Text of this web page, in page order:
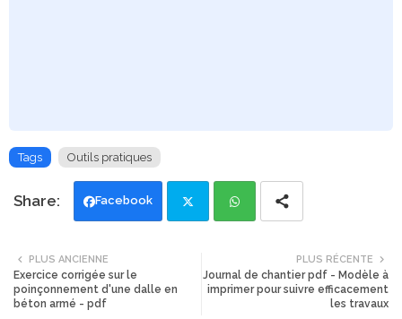
Tags Outils pratiques
Facebook
ats
PLUS RÉCENTE
Journal de chantier pdf - Modèle à
imprimer pour suivre efficacement
les travaux
PLUS ANCIENNE
Exercice corrigée sur le
poinçonnement d'une dalle en
béton armé - pdf